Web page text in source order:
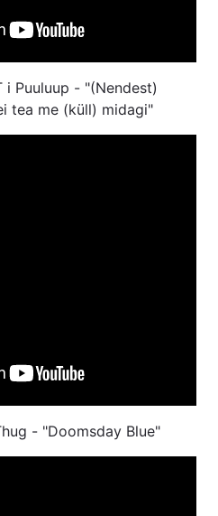
і Puuluup - "(Nendest)
tea me (küll) midagi"
- "Doomsday Blue"